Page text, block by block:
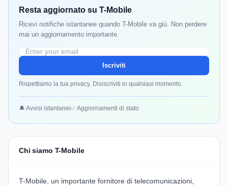
Resta aggiornato su T-Mobile
Ricevi notifiche istantanee quando T-Mobile va giù. Non perdere
mai un aggiornamento importante.
Iscriviti
Rispettiamo la tua privacy. Disiscriviti in qualsiasi momento.
🔔 Avvisi istantanei✅ Aggiornamenti di stato
Chi siamo T-Mobile
T-Mobile, un importante fornitore di telecomunicazioni,